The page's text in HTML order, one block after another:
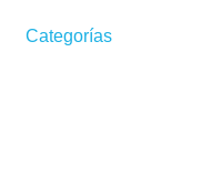
Categorías